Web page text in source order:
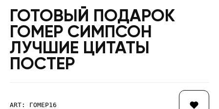
ГОТОВЫЙ ПОДАРОК
ГОМЕР СИМПСОН
ЛУЧШИЕ ЦИТАТЫ
ПОСТЕР
ART: ГОМЕР16